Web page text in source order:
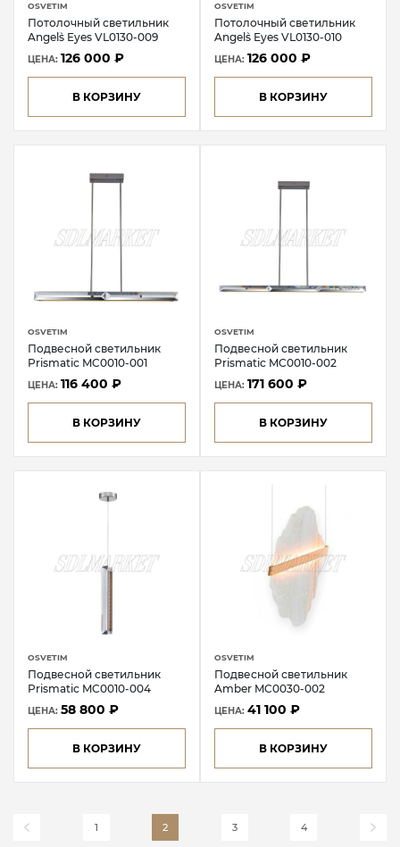
OSVETIM
Потолочный светильник
Angel`s Eyes VL0130-009
ЦЕНА: 126 000 ₽
В КОРЗИНУ
OSVETIM
Потолочный светильник
Angel`s Eyes VL0130-010
ЦЕНА: 126 000 ₽
В КОРЗИНУ
OSVETIM
Подвесной светильник
Prismatic MC0010-001
ЦЕНА: 116 400 ₽
В КОРЗИНУ
OSVETIM
Подвесной светильник
Prismatic MC0010-002
ЦЕНА: 171 600 ₽
В КОРЗИНУ
OSVETIM
Подвесной светильник
Prismatic MC0010-004
ЦЕНА: 58 800 ₽
В КОРЗИНУ
OSVETIM
Подвесной светильник
Amber MC0030-002
ЦЕНА: 41 100 ₽
В КОРЗИНУ
1 2 3 4